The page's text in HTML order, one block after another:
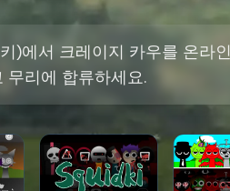
)에서 크레이지 카우를 온라인
무리에 합류하세요.